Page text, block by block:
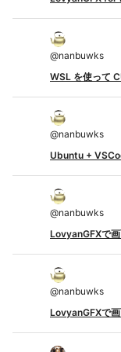
@nanbuwks
WSL を使って
@nanbuwks
Ubuntu +
@nanbuwks
LovyanGFXで
@nanbuwks
LovyanGFXで